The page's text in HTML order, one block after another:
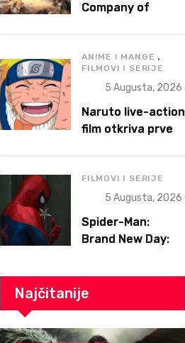
Company of
ANIME I MANGE ,
FILMOVI I SERIJE
5 Augusta, 2026
Naruto live-action
film otkriva prve
Narutoovoj borbi
da pronađe svoje
mesto
FILMOVI I SERIJE
5 Augusta, 2026
Spider-Man:
Brand New Day:
postojati kada
više niko ne zna
ko je on?
Najčitanije